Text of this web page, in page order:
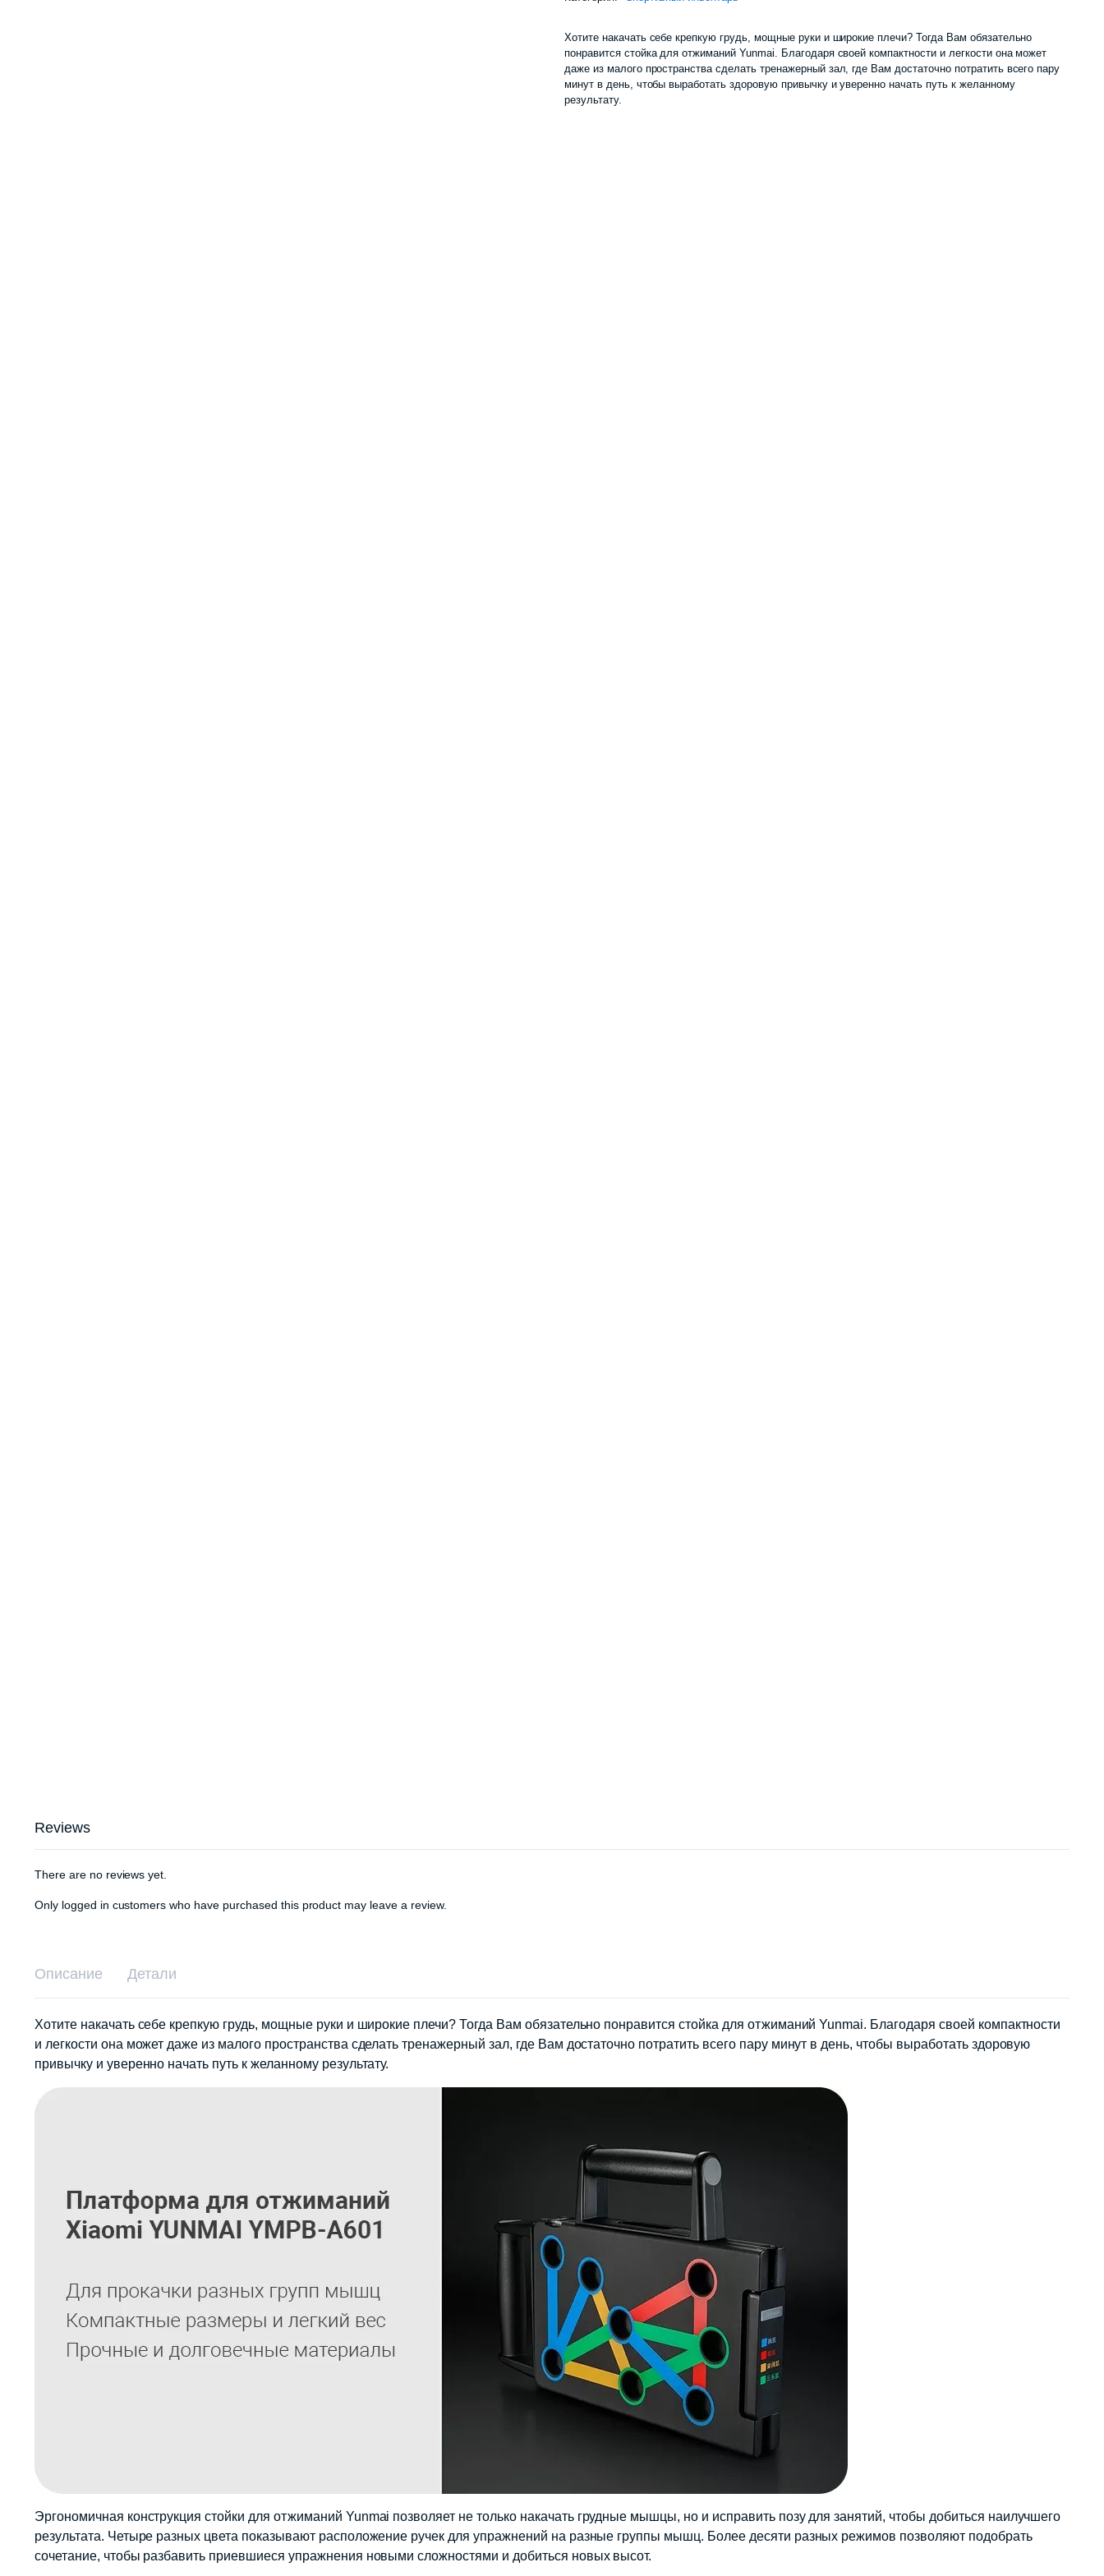
составляла
290
Хотите накачать себе крепкую грудь, мощные руки и широкие плечи? Тогда Вам обязательно
понравится стойка для отжиманий Yunmai. Благодаря своей компактности и легкости она может
даже из малого пространства сделать тренажерный зал, где Вам достаточно потратить всего пару
минут в день, чтобы выработать здоровую привычку и уверенно начать путь к желанному
результату.
Reviews
There are no reviews yet.
Only logged in customers who have purchased this product may leave a review.
Описание Детали
Хотите накачать себе крепкую грудь, мощные руки и широкие плечи? Тогда Вам обязательно понравится стойка для отжиманий Yunmai. Благодаря своей компактности
и легкости она может даже из малого пространства сделать тренажерный зал, где Вам достаточно потратить всего пару минут в день, чтобы выработать здоровую
привычку и уверенно начать путь к желанному результату.
Эргономичная конструкция стойки для отжиманий Yunmai позволяет не только накачать грудные мышцы, но и исправить позу для занятий, чтобы добиться наилучшего
результата. Четыре разных цвета показывают расположение ручек для упражнений на разные группы мышц. Более десяти разных режимов позволяют подобрать
сочетание, чтобы разбавить приевшиеся упражнения новыми сложностями и добиться новых высот.